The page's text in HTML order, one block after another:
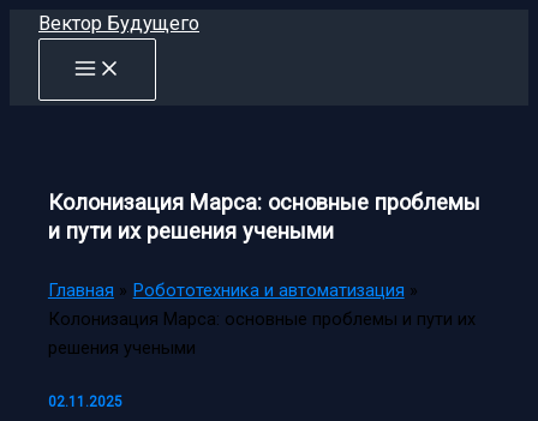
Перейти
содержимому
Вектор Будущего
Колонизация Марса: основные проблемы
и пути их решения учеными
Главная
Робототехника и автоматизация
Колонизация Марса: основные проблемы и пути их
решения учеными
02.11.2025